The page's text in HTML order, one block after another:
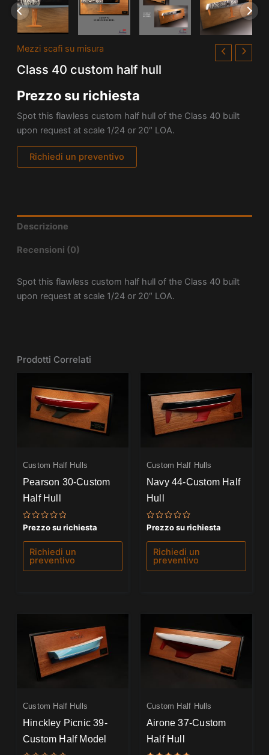
Mezzi scafi su misura
Class 40 custom half hull
Prezzo su richiesta
Spot this flawless custom half hull of the Class 40 built
upon request at scale 1/24 or 20″ LOA.
Richiedi un preventivo
Descrizione
Recensioni (0)
Spot this flawless custom half hull of the Class 40 built
upon request at scale 1/24 or 20″ LOA.
Prodotti Correlati
Custom Half Hulls
Pearson 30-Custom
Half Hull
Valutato
su
Prezzo su richiesta
Richiedi un
preventivo
Custom Half Hulls
Navy 44-Custom Half
Hull
Valutato
su
Prezzo su richiesta
Richiedi un
preventivo
Custom Half Hulls
Hinckley Picnic 39-
Custom Half Model
Custom Half Hulls
Airone 37-Custom
Half Hull